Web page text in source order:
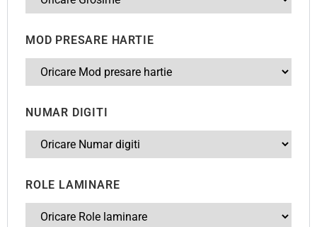
MOD PRESARE HARTIE
NUMAR DIGITI
ROLE LAMINARE